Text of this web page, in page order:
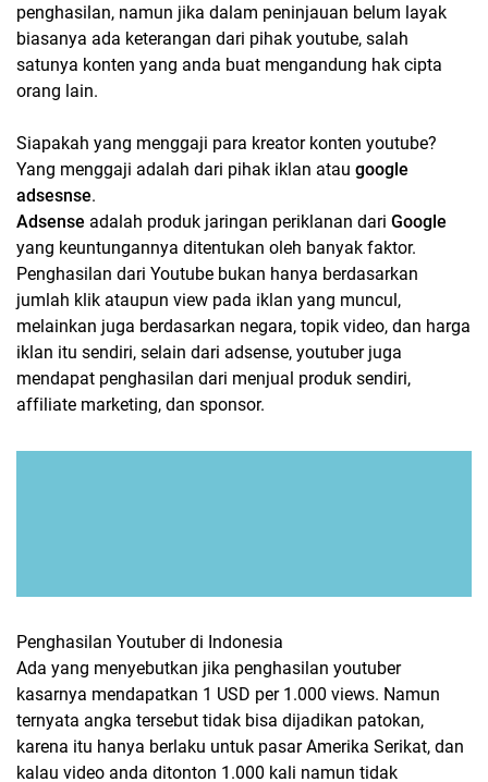
penghasilan, namun jika dalam peninjauan belum layak
biasanya ada keterangan dari pihak youtube, salah
satunya konten yang anda buat mengandung hak cipta
orang lain.
Siapakah yang menggaji para kreator konten youtube?
Yang menggaji adalah dari pihak iklan atau google
adsesnse.
Adsense adalah produk jaringan periklanan dari Google
yang keuntungannya ditentukan oleh banyak faktor.
Penghasilan dari Youtube bukan hanya berdasarkan
jumlah klik ataupun view pada iklan yang muncul,
melainkan juga berdasarkan negara, topik video, dan harga
iklan itu sendiri, selain dari adsense, youtuber juga
mendapat penghasilan dari menjual produk sendiri,
affiliate marketing, dan sponsor.
Penghasilan Youtuber di Indonesia
Ada yang menyebutkan jika penghasilan youtuber
kasarnya mendapatkan 1 USD per 1.000 views. Namun
ternyata angka tersebut tidak bisa dijadikan patokan,
karena itu hanya berlaku untuk pasar Amerika Serikat, dan
kalau video anda ditonton 1.000 kali namun tidak